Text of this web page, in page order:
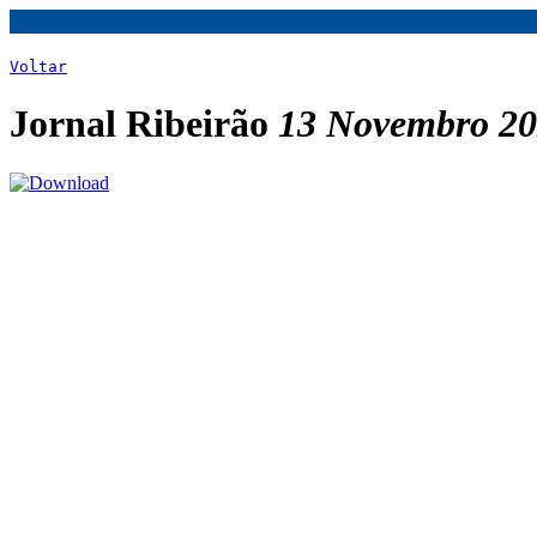
Voltar
Jornal Ribeirão 13 Novembro